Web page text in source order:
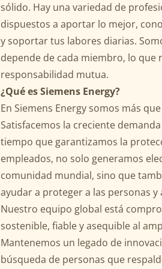
sólido. Hay una variedad de
dispuestos a aportar lo mejor,
y soportar tus labores diarias.
depende de cada miembro, lo que
responsabilidad mutua.
¿Qué es Siemens Energy?
En Siemens Energy somos más
Satisfacemos la creciente
tiempo que garantizamos la
empleados, no solo generamos
comunidad mundial, sino que
ayudar a proteger a las personas
Nuestro equipo global está
sostenible, fiable y asequible al
Mantenemos un legado de
búsqueda de personas que